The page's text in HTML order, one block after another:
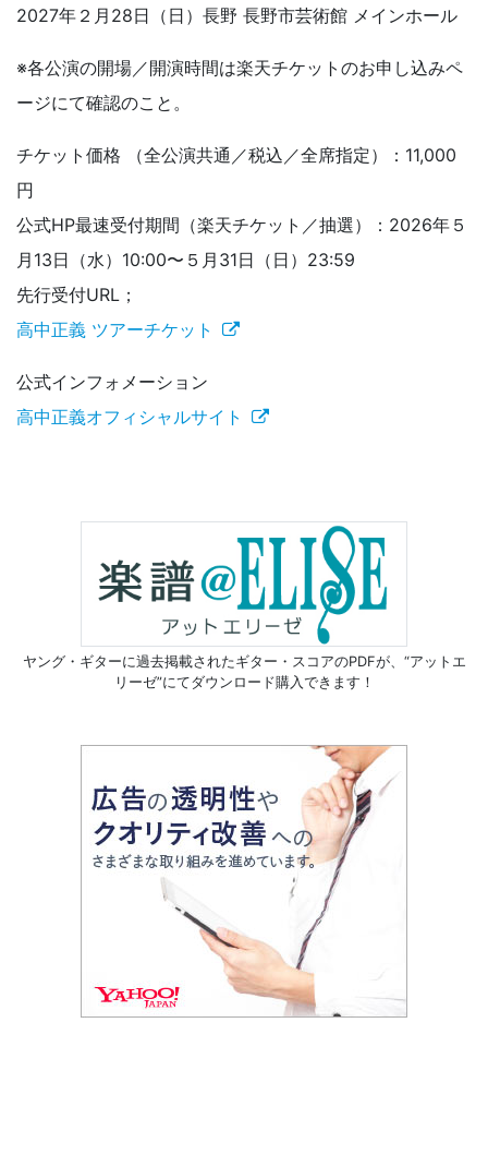
2027年２月28日（日）長野 長野市芸術館 メインホール
※各公演の開場／開演時間は楽天チケットのお申し込みペ
ージにて確認のこと。
チケット価格 （全公演共通／税込／全席指定）：11,000
円
公式HP最速受付期間（楽天チケット／抽選）：2026年５
月13日（水）10:00〜５月31日（日）23:59
先行受付URL；
高中正義 ツアーチケット
公式インフォメーション
高中正義オフィシャルサイト
ヤング・ギターに過去掲載されたギター・スコアのPDFが、 “アットエ
リーゼ”にてダウンロード購入できます！